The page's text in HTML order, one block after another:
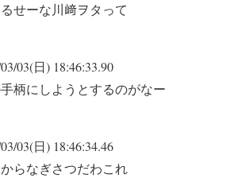
せーな川﨑ヲタって
03(日) 18:46:33.90
柄にしようとするのがなー
03(日) 18:46:34.46
らなぎさつだわこれ